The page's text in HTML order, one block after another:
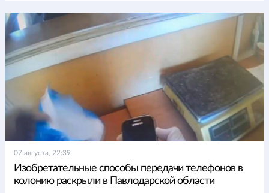
07 августа, 22:39
Изобретательные способы передачи телефонов в
колонию раскрыли в Павлодарской области